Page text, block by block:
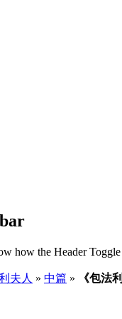
how the Header
夫人 » 中篇 » 《包法